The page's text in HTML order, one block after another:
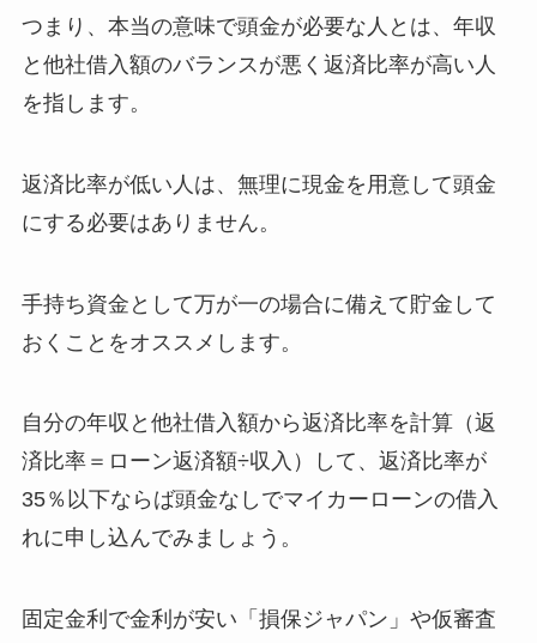
つまり、本当の意味で頭金が必要な人とは、年収
と他社借入額のバランスが悪く返済比率が高い人
を指します。
返済比率が低い人は、無理に現金を用意して頭金
にする必要はありません。
手持ち資金として万が一の場合に備えて貯金して
おくことをオススメします。
自分の年収と他社借入額から返済比率を計算（返
済比率＝ローン返済額÷収入）して、返済比率が
35％以下ならば頭金なしでマイカーローンの借入
れに申し込んでみましょう。
固定金利で金利が安い「損保ジャパン」や仮審査